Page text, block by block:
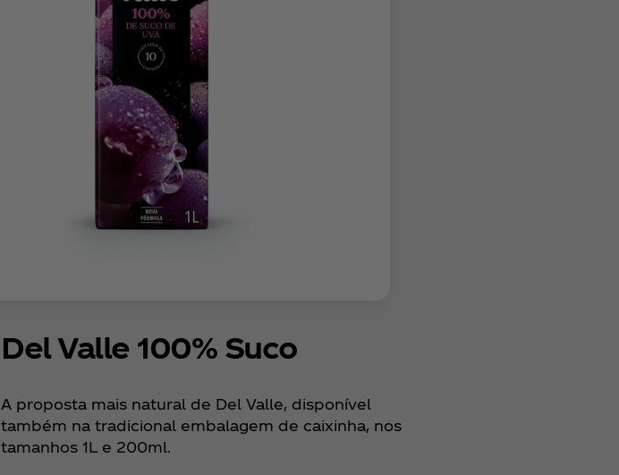
Del Valle 100% Suco
A proposta mais natural de Del Valle, disponível
também na tradicional embalagem de caixinha, nos
tamanhos 1L e 200ml.